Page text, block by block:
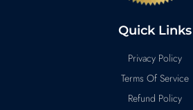
Quick Links
Privacy Policy
Terms Of Service
Refund Policy